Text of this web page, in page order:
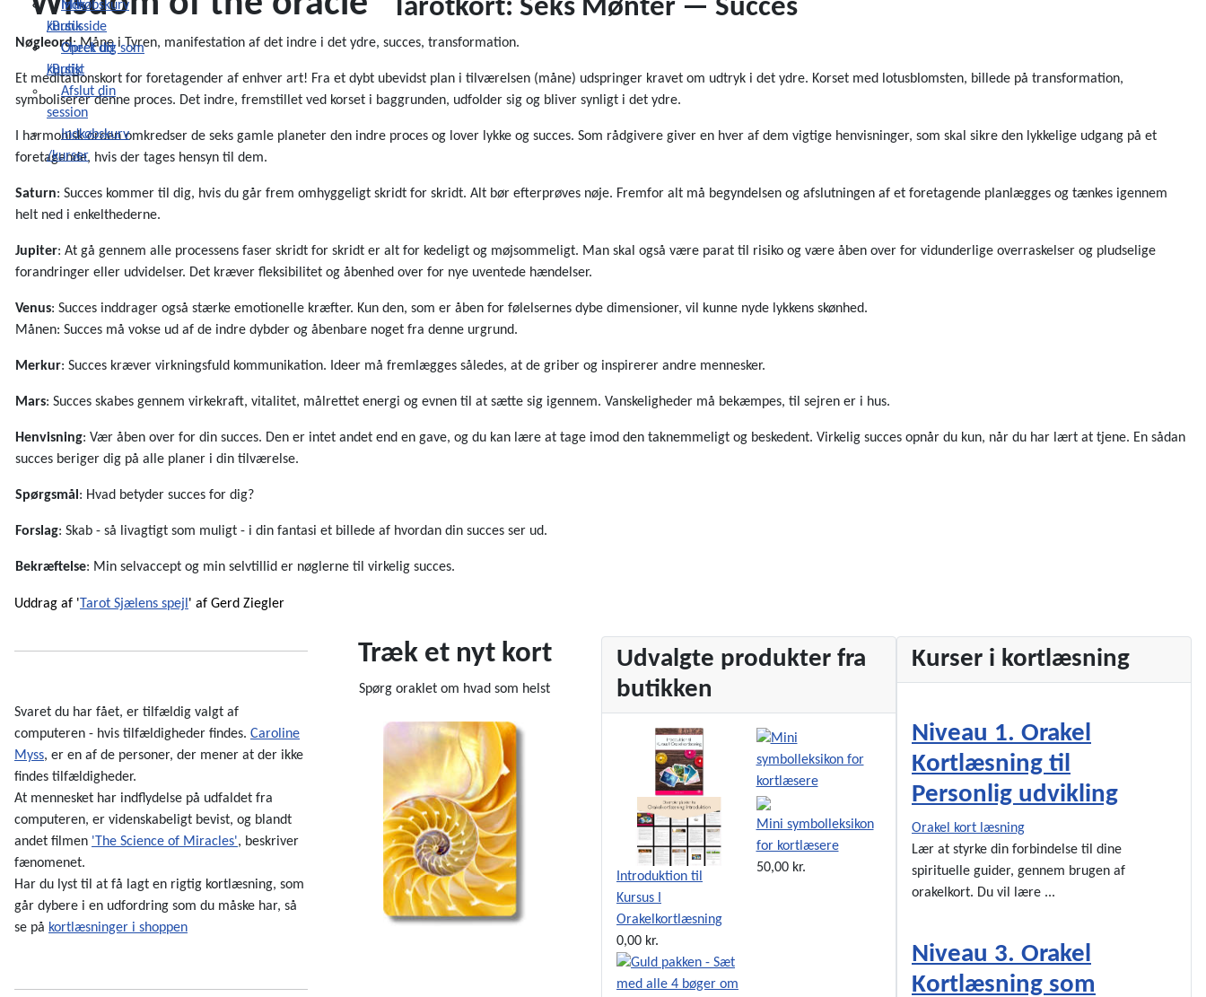
Indkøbskurv
/Butik
Check ud
/Butik
Min
kursusside
Opret dig som
kursist
Afslut din
session
Indkøbskurv
/kurser
Tarotkort: Seks Mønter — Succes
Nøgleord: Måne i Tyren, manifestation af det indre i det ydre, succes, transformation.
Et meditationskort for foretagender af enhver art! Fra et dybt ubevidst plan i tilværelsen (måne) udspringer kravet om udtryk i det ydre. Korset med lotusblomsten, billede på transformation,
symboliserer denne proces. Det indre, fremstillet ved korset i baggrunden, udfolder sig og bliver synligt i det ydre.
I harmonisk orden omkredser de seks gamle planeter den indre proces og lover lykke og succes. Som rådgivere giver en hver af dem vigtige henvisninger, som skal sikre den lykkelige udgang på et
foretagende, hvis der tages hensyn til dem.
Saturn: Succes kommer til dig, hvis du går frem omhyggeligt skridt for skridt. Alt bør efterprøves nøje. Fremfor alt må begyndelsen og afslutningen af et foretagende planlægges og tænkes igennem
helt ned i enkelthederne.
Jupiter: At gå gennem alle processens faser skridt for skridt er alt for kedeligt og møjsommeligt. Man skal også være parat til risiko og være åben over for vidunderlige overraskelser og pludselige
forandringer eller udvidelser. Det kræver fleksibilitet og åbenhed over for nye uventede hændelser.
Venus: Succes inddrager også stærke emotionelle kræfter. Kun den, som er åben for følelsernes dybe dimensioner, vil kunne nyde lykkens skønhed.
Månen: Succes må vokse ud af de indre dybder og åbenbare noget fra denne urgrund.
Merkur: Succes kræver virkningsfuld kommunikation. Ideer må fremlægges således, at de griber og inspirerer andre mennesker.
Mars: Succes skabes gennem virkekraft, vitalitet, målrettet energi og evnen til at sætte sig igennem. Vanskeligheder må bekæmpes, til sejren er i hus.
Henvisning: Vær åben over for din succes. Den er intet andet end en gave, og du kan lære at tage imod den taknemmeligt og beskedent. Virkelig succes opnår du kun, når du har lært at tjene. En sådan
succes beriger dig på alle planer i din tilværelse.
Spørgsmål : Hvad betyder succes for dig?
Forslag: Skab - så livagtigt som muligt - i din fantasi et billede af hvordan din succes ser ud.
Bekræftelse: Min selvaccept og min selvtillid er nøglerne til virkelig succes.
Uddrag af 'Tarot Sjælens spejl ' af Gerd Ziegler
Svaret du har fået, er tilfældig valgt af
computeren - hvis tilfældigheder findes. Caroline
Myss, er en af de personer, der mener at der ikke
findes tilfældigheder.
At mennesket har indflydelse på udfaldet fra
computeren, er videnskabeligt bevist, og blandt
andet filmen 'The Science of Miracles', beskriver
fænomenet.
Har du lyst til at få lagt en rigtig kortlæsning, som
går dybere i en udfordring som du måske har, så
se på kortlæsninger i shoppen
Træk et nyt kort
Spørg oraklet om hvad som helst
Udvalgte produkter fra
butikken
Introduktion til
Kursus I
Orakelkortlæsning
0,00 kr.
Mini symbolleksikon
for kortlæsere
50,00 kr.
Kurser i kortlæsning
Niveau 1. Orakel
Kortlæsning til
Personlig udvikling
Orakel kort læsning
Lær at styrke din forbindelse til dine
spirituelle guider, gennem brugen af
orakelkort. Du vil lære ...
Niveau 3. Orakel
Kortlæsning som